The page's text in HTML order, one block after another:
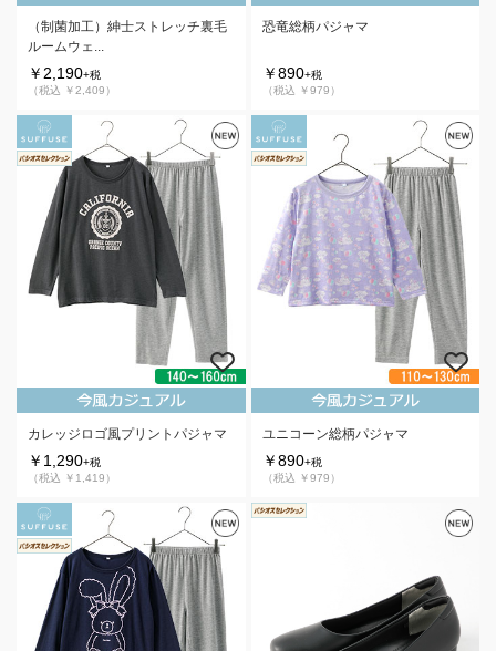
（制菌加工）紳士ストレッチ裏毛
ルームウェ...
￥2,190+税
（税込 ￥2,409）
恐竜総柄パジャマ
￥890+税
（税込 ￥979）
カレッジロゴ風プリントパジャマ
￥1,290+税
（税込 ￥1,419）
ユニコーン総柄パジャマ
￥890+税
（税込 ￥979）